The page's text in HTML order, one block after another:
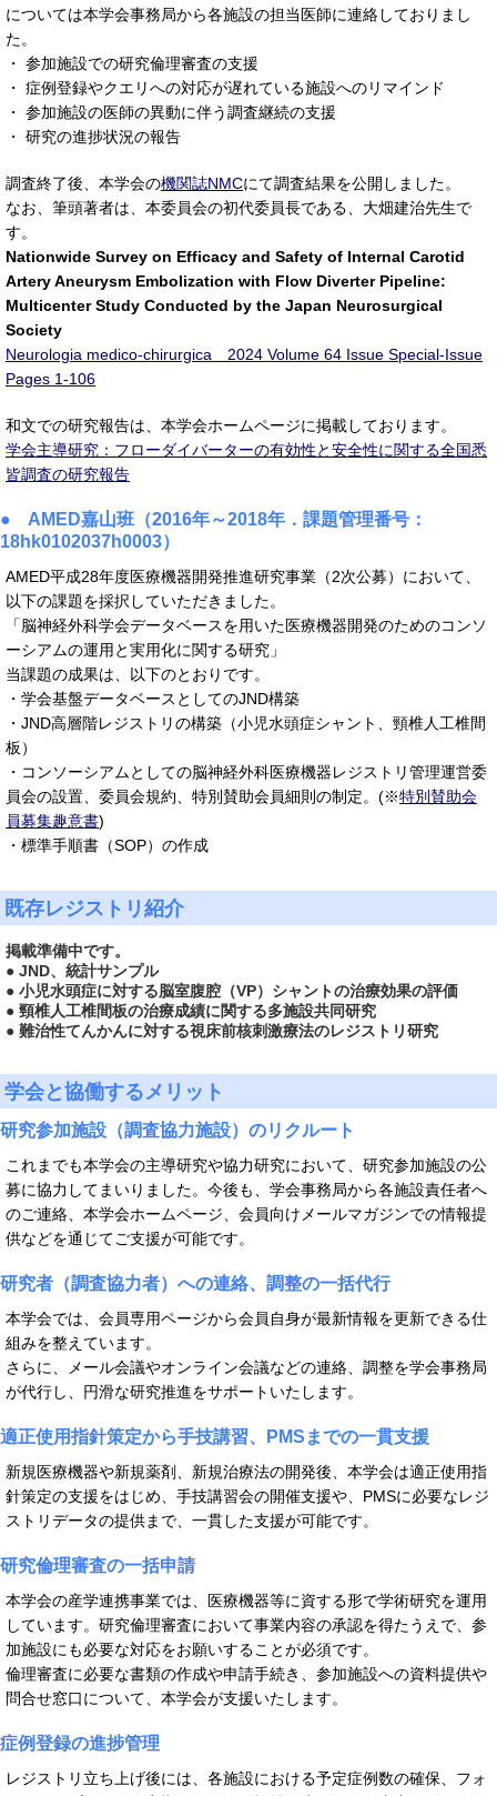
については本学会事務局から各施設の担当医師に連絡しておりまし
た。
・ 参加施設での研究倫理審査の支援
・ 症例登録やクエリへの対応が遅れている施設へのリマインド
・ 参加施設の医師の異動に伴う調査継続の支援
・ 研究の進捗状況の報告
調査終了後、本学会の機関誌NMCにて調査結果を公開しました。
なお、筆頭著者は、本委員会の初代委員長である、大畑建治先生で
す。
Nationwide Survey on Efficacy and Safety of Internal Carotid
Artery Aneurysm Embolization with Flow Diverter Pipeline:
Multicenter Study Conducted by the Japan Neurosurgical
Society
Neurologia medico-chirurgica 2024 Volume 64 Issue Special-Issue
Pages 1-106
和文での研究報告は、本学会ホームページに掲載しております。
学会主導研究：フローダイバーターの有効性と安全性に関する全国悉
皆調査の研究報告
● AMED嘉山班（2016年～2018年．課題管理番号：
18hk0102037h0003）
AMED平成28年度医療機器開発推進研究事業（2次公募）において、
以下の課題を採択していただきました。
「脳神経外科学会データベースを用いた医療機器開発のためのコンソ
ーシアムの運用と実用化に関する研究」
当課題の成果は、以下のとおりです。
・学会基盤データベースとしてのJND構築
・JND高層階レジストリの構築（小児水頭症シャント、頸椎人工椎間
板）
・コンソーシアムとしての脳神経外科医療機器レジストリ管理運営委
員会の設置、委員会規約、特別賛助会員細則の制定。(※特別賛助会
員募集趣意書)
・標準手順書（SOP）の作成
既存レジストリ紹介
掲載準備中です。
● JND、統計サンプル
● 小児水頭症に対する脳室腹腔（VP）シャントの治療効果の評価
● 頸椎人工椎間板の治療成績に関する多施設共同研究
● 難治性てんかんに対する視床前核刺激療法のレジストリ研究
学会と協働するメリット
研究参加施設（調査協力施設）のリクルート
これまでも本学会の主導研究や協力研究において、研究参加施設の公
募に協力してまいりました。今後も、学会事務局から各施設責任者へ
のご連絡、本学会ホームページ、会員向けメールマガジンでの情報提
供などを通じてご支援が可能です。
研究者（調査協力者）への連絡、調整の一括代行
本学会では、会員専用ページから会員自身が最新情報を更新できる仕
組みを整えています。
さらに、メール会議やオンライン会議などの連絡、調整を学会事務局
が代行し、円滑な研究推進をサポートいたします。
適正使用指針策定から手技講習、PMSまでの一貫支援
新規医療機器や新規薬剤、新規治療法の開発後、本学会は適正使用指
針策定の支援をはじめ、手技講習会の開催支援や、PMSに必要なレジ
ストリデータの提供まで、一貫した支援が可能です。
研究倫理審査の一括申請
本学会の産学連携事業では、医療機器等に資する形で学術研究を運用
しています。研究倫理審査において事業内容の承認を得たうえで、参
加施設にも必要な対応をお願いすることが必須です。
倫理審査に必要な書類の作成や申請手続き、参加施設への資料提供や
問合せ窓口について、本学会が支援いたします。
症例登録の進捗管理
レジストリ立ち上げ後には、各施設における予定症例数の確保、フォ